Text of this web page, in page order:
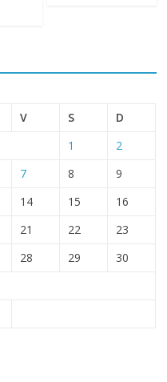
V S D
1
2
7 8
9
14 15
16
21 22
23
28 29
30